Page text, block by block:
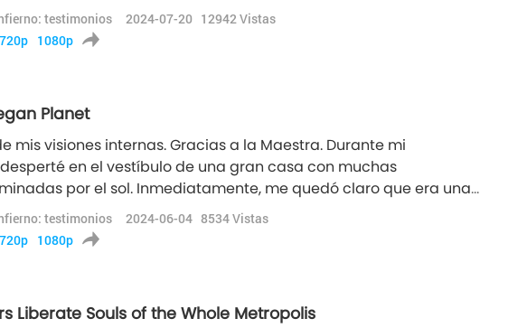
eran únicos y no yo estaba muy interesada en la política
Entonces, ¿por qué vino a mi reino interior? ¿Supongo que debe
testimonios 2024-07-20 12942Vistas
720p 1080p
Planet
mis visiones internas. Gracias a la Maestra. Durante mi
en el vestíbulo de una gran casa con muchas
por el sol. Inmediatamente, me quedó claro que era una
otro planeta físico. Todo era sólido, igual que aquí, pero más
Y sólo había una llave para todas las puertas de toda la Ciudad.
testimonios 2024-06-04 8534Vistas
720p 1080p
Liberate Souls of the Whole Metropolis